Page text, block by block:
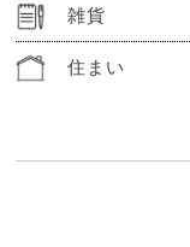
雑貨
住まい